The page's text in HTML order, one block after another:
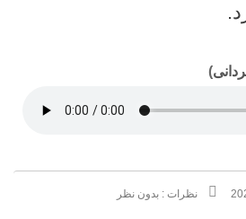
)
نظرات : بدون نظر